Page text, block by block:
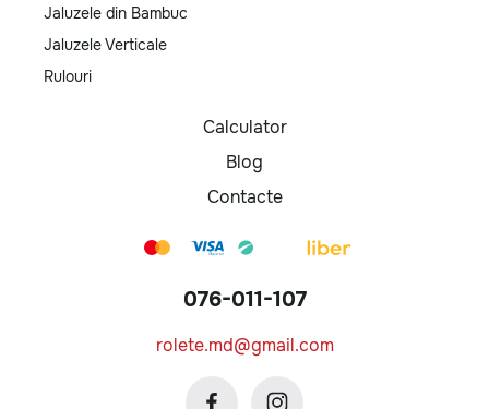
Jaluzele din Bambuc
Jaluzele Verticale
Rulouri
Calculator
Blog
Contacte
076-011-107
rolete.md@gmail.com